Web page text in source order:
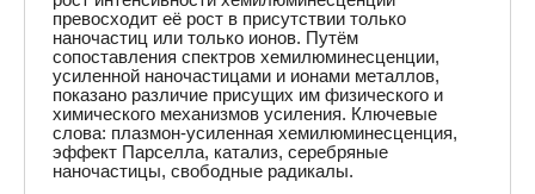
превосходит её рост в присутствии только
наночастиц или только ионов. Путём
сопоставления спектров хемилюминесценции,
усиленной наночастицами и ионами металлов,
показано различие присущих им физического и
химического механизмов усиления. Ключевые
слова: плазмон-усиленная хемилюминесценция,
эффект Парселла, катализ, серебряные
наночастицы, свободные радикалы.